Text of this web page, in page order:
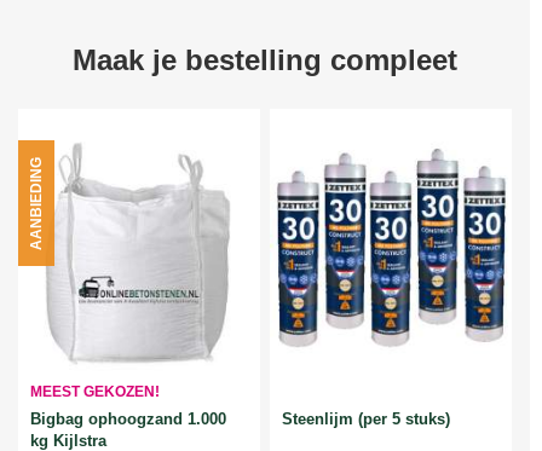
Maak je bestelling compleet
MEEST GEKOZEN!
Bigbag ophoogzand 1.000
kg Kijlstra
AANBIEDING
Steenlijm (per 5 stuks)